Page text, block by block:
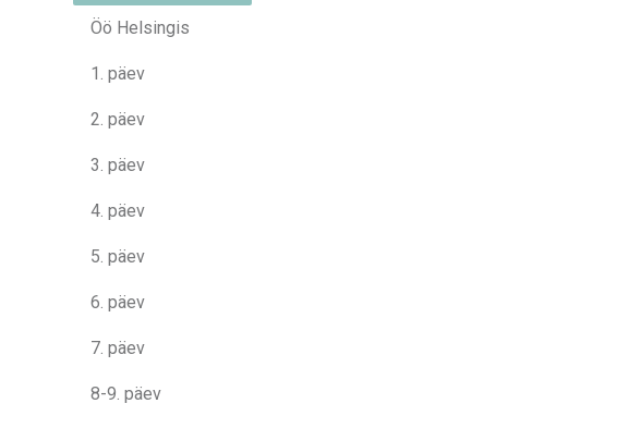
Öö Helsingis
1. päev
2. päev
3. päev
4. päev
5. päev
6. päev
7. päev
8-9. päev